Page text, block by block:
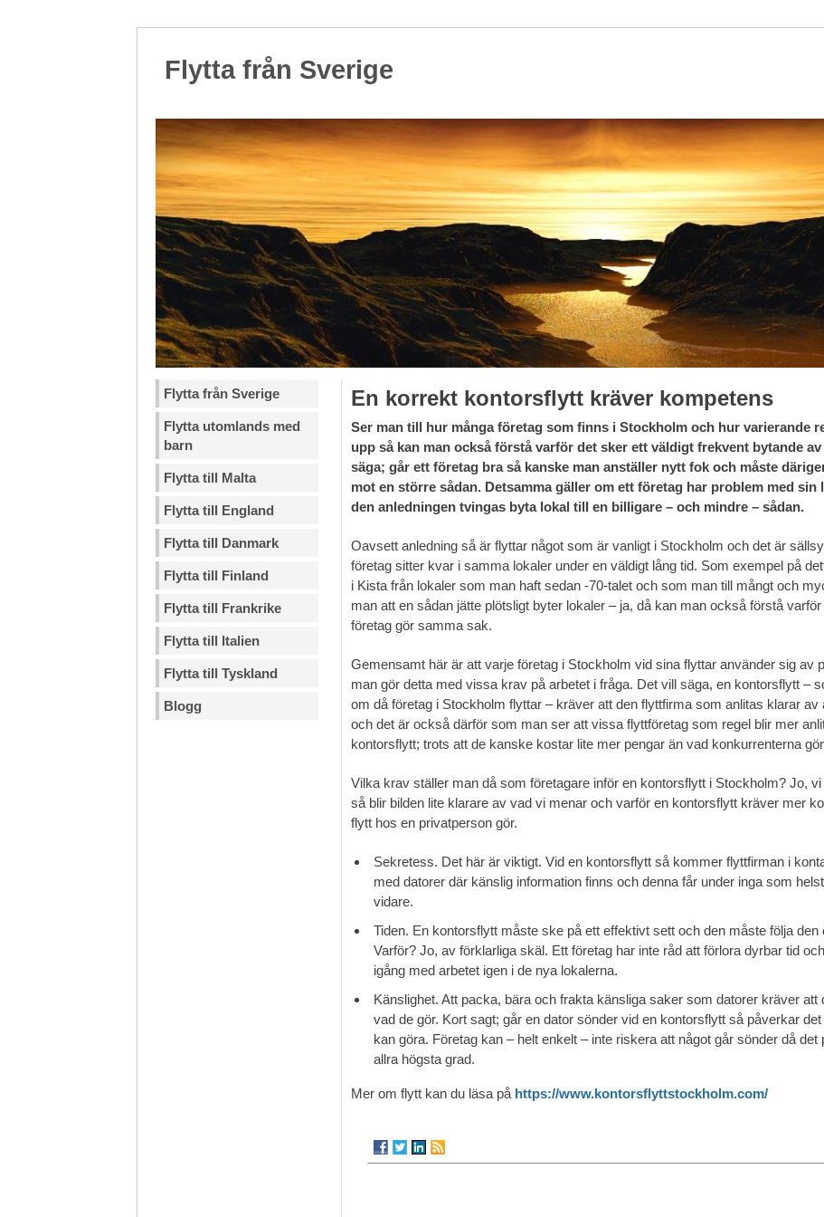
Flytta från Sverige
Flytta från Sverige
Flytta utomlands med
barn
Flytta till Malta
Flytta till England
Flytta till Danmark
Flytta till Finland
Flytta till Frankrike
Flytta till Italien
Flytta till Tyskland
Blogg
En korrekt kontorsflytt kräver kompetens
Ser man till hur många företag som finns i Stockholm och hur varierande
upp så kan man också förstå varför det sker ett väldigt frekvent bytande
säga; går ett företag bra så kanske man anställer nytt fok och måste
mot en större sådan. Detsamma gäller om ett företag har problem med sin
den anledningen tvingas byta lokal till en billigare – och mindre – sådan.
Oavsett anledning så är flyttar något som är vanligt i Stockholm och det är
företag sitter kvar i samma lokaler under en väldigt lång tid. Som exempel på
i Kista från lokaler som man haft sedan -70-talet och som man till mångt och
man att en sådan jätte plötsligt byter lokaler – ja, då kan man också förstå
företag gör samma sak.
Gemensamt här är att varje företag i Stockholm vid sina flyttar använder sig av
man gör detta med vissa krav på arbetet i fråga. Det vill säga, en kontorsflytt –
om då företag i Stockholm flyttar – kräver att den flyttfirma som anlitas klarar
och det är också därför som man ser att vissa flyttföretag som regel blir mer
kontorsflytt; trots att de kanske kostar lite mer pengar än vad konkurrenterna
Vilka krav ställer man då som företagare inför en kontorsflytt i Stockholm? Jo,
så blir bilden lite klarare av vad vi menar och varför en kontorsflytt kräver mer
flytt hos en privatperson gör.
Sekretess. Det här är viktigt. Vid en kontorsflytt så kommer flyttfirman i
med datorer där känslig information finns och denna får under inga som
vidare.
Tiden. En kontorsflytt måste ske på ett effektivt sett och den måste följa
Varför? Jo, av förklarliga skäl. Ett företag har inte råd att förlora dyrbar tid
igång med arbetet igen i de nya lokalerna.
Känslighet. Att packa, bära och frakta känsliga saker som datorer kräver att
vad de gör. Kort sagt; går en dator sönder vid en kontorsflytt så påverkar
kan göra. Företag kan – helt enkelt – inte riskera att något går sönder då
allra högsta grad.
Mer om flytt kan du läsa på https://www.kontorsflyttstockholm.com/